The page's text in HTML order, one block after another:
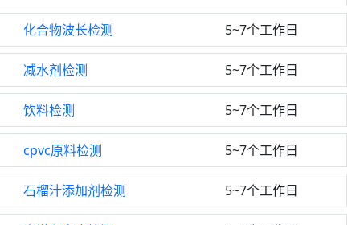
化合物波长检测 5~7个工作日
减水剂检测 5~7个工作日
饮料检测 5~7个工作日
cpvc原料检测 5~7个工作日
石榴汁添加剂检测 5~7个工作日